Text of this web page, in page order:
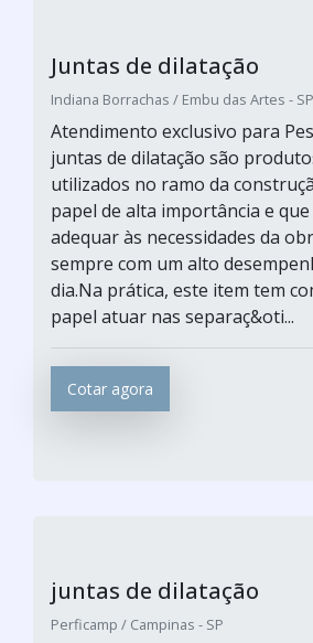
Juntas de dilatação
Indiana Borrachas / Embu das Artes - SP
Atendimento exclusivo para
juntas de dilatação são
utilizados no ramo da
papel de alta importância e
adequar às necessidades da
sempre com um alto
dia.Na prática, este item tem
papel atuar nas separaç&oti...
Cotar agora
juntas de dilatação
Perficamp / Campinas - SP